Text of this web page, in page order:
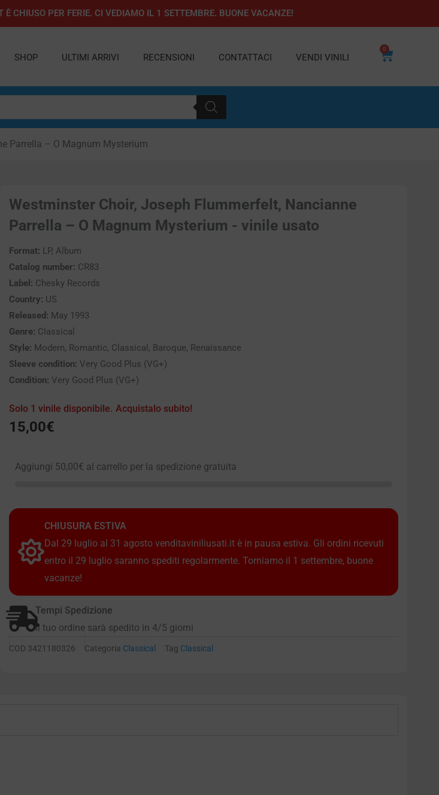
CHIUSO PER FERIE. CI VEDIAMO IL 1 SETTEMBRE. BUONE VACANZE!
SHOP ULTIMI ARRIVI RECENSIONI CONTATTACI VENDI VINILI
0
Carrello
Parrella – O Magnum Mysterium
Westminster Choir, Joseph Flummerfelt, Nancianne
Parrella – O Magnum Mysterium - vinile usato
Format: LP, Album
Catalog number: CR83
Label: Chesky Records
Country: US
Released: May 1993
Genre: Classical
Style: Modern, Romantic, Classical, Baroque, Renaissance
Sleeve condition: Very Good Plus (VG+)
Condition: Very Good Plus (VG+)
Solo 1 vinile disponibile. Acquistalo subito!
15,00€
Aggiungi 50,00€ al carrello per la spedizione gratuita
CHIUSURA ESTIVA
Dal 29 luglio al 31 agosto venditaviniliusati.it è in pausa estiva. Gli ordini ricevuti
entro il 29 luglio saranno spediti regolarmente. Torniamo il 1 settembre, buone
vacanze!
Tempi Spedizione
Il tuo ordine sarà spedito in 4/5 giorni
COD 3421180326 Categoria Classical Tag Classical